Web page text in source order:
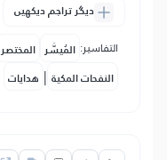
دیگر تراجم دیکھیں
التفاسير: المُيسَّر المختصر
النفحات المكية | هدايات